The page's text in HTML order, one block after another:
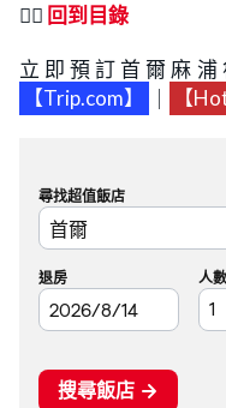
👉🏻 回到目錄
立即預訂首爾麻浦
【Trip.com】
【